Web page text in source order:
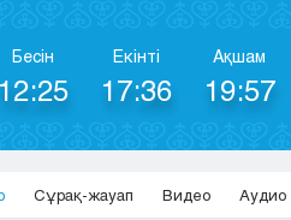
Бесін
12:25
Екінті
17:36
Ақшам
19:57
Сұрақ-жауап Видео Аудио